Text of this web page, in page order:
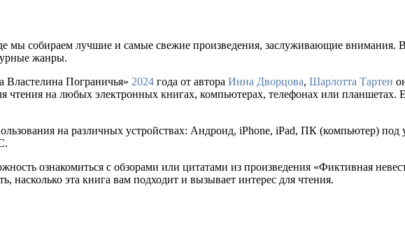
мы собираем лучшие и самые свежие произведения, заслуживающие внимания.
жанры.
Властелина Пограничья» 2024 года от автора Инна Дворцова, Шарлотта Тартен
чтения на любых электронных книгах, компьютерах, телефонах или планшетах.
на различных устройствах: Андроид, iPhone, iPad, ПК (компьютер)
ознакомиться с обзорами или цитатами из произведения «Фиктивная
насколько эта книга вам подходит и вызывает интерес для чтения.